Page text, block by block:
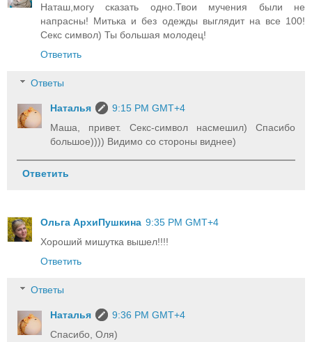
Наташ,могу сказать одно.Твои мучения были не
напрасны! Митька и без одежды выглядит на все 100!
Секс символ) Ты большая молодец!
Ответить
Ответы
Наталья
9:15 PM GMT+4
Маша, привет. Секс-символ насмешил) Спасибо
большое)))) Видимо со стороны виднее)
Ответить
Ольга АрхиПушкина 9:35 PM GMT+4
Хороший мишутка вышел!!!!
Ответить
Ответы
Наталья
9:36 PM GMT+4
Спасибо, Оля)